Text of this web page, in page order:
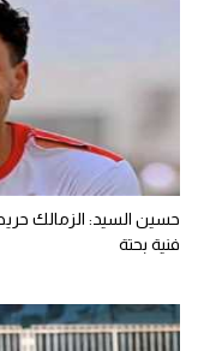
حسين السيد: الزمالك
فنية بحتة